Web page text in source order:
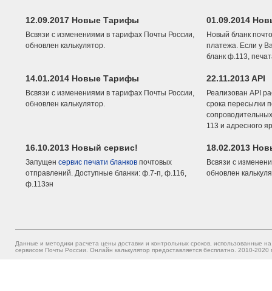
12.09.2017 Новые Тарифы
Всвязи с изменениями в тарифах Почты России,
обновлен калькулятор.
01.09.2014
Новый бланк
платежа. Если у
бланк ф.113,
14.01.2014 Новые Тарифы
Всвязи с изменениями в тарифах Почты России,
обновлен калькулятор.
22.11.2013 API
Реализован API
срока пересылки
113 и адресного
16.10.2013 Новый сервис!
Запущен сервис печати бланков почтовых
отправлений. Доступные бланки: ф.7-п, ф.116,
ф.113эн
18.02.2013
Всвязи с
обновлен
Данные и методики расчета цены доставки и контрольных сроков, использованные
сервисом Почты России. Онлайн калькулятор предоставляется бесплатно. 2010-2020